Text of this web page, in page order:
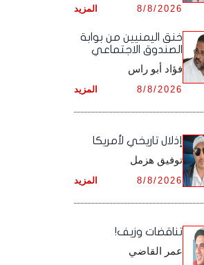
أرشيف شهر ديـسـمـبـر ,
المزيد 8/8/2026
خنق اليمنيين من بوابة
الصندوق الاجتماعي
فؤاد أبو راس
المزيد 8/8/2026
إذلال تاريخي لأمريكا
توفيق هزمل
المزيد 8/8/2026
تناقضات وزيف!
عمر القاضي